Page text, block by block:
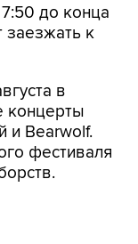
до конца
заезжать к
в
концерты
и Bearwolf.
фестиваля